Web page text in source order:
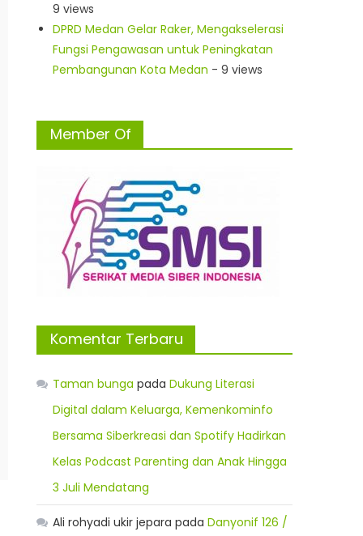
9 views
DPRD Medan Gelar Raker, Mengakselerasi
Fungsi Pengawasan untuk Peningkatan
Pembangunan Kota Medan - 9 views
Member Of
Komentar Terbaru
Taman bunga padaDukung Literasi
Digital dalam Keluarga, Kemenkominfo
Bersama Siberkreasi dan Spotify Hadirkan
Kelas Podcast Parenting dan Anak Hingga
3 Juli Mendatang
Ali rohyadi ukir jepara padaDanyonif 126 /